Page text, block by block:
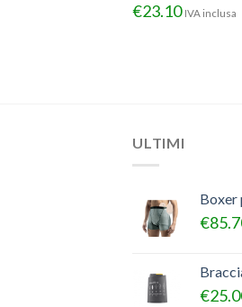
€23.10 IVA inclusa
ULTIMI
Boxer
€
€